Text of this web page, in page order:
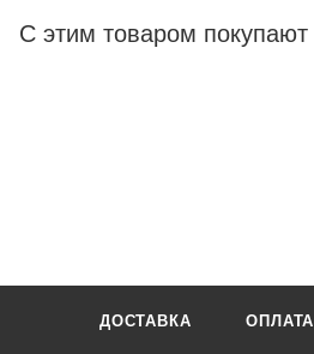
С этим товаром покупают
ДОСТАВКА ОПЛАТА